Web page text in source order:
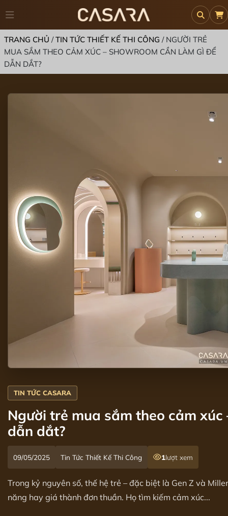
TRANG CHỦ /TIN TỨC THIẾT KẾ THI CÔNG / NGƯỜI TRẺ
MUA SẮM THEO CẢM XÚC – SHOWROOM CẦN LÀM GÌ ĐỂ
DẪN DẮT?
Người trẻ mua sắm theo cảm
dẫn dắt?
09/05/2025 Tin Tức Thiết Kế Thi Công 1lượt xem
Trong kỷ nguyên số, thế hệ trẻ – đặc biệt là Gen Z và
năng hay giá thành đơn thuần. Họ tìm kiếm cảm xúc...